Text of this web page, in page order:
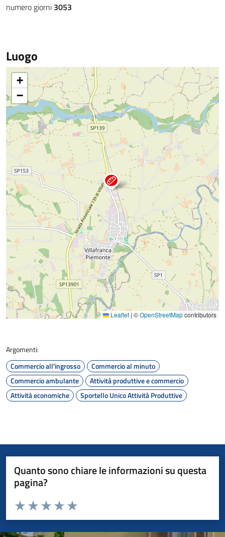
numero giorni 3053
Luogo
+
−
Leaflet | ©OpenStreetMapcontributors
Argomenti:
Commercio all'ingrosso
Commercio al minuto
Commercio ambulante
Attività produttive e commercio
Attività economiche
Sportello Unico Attività Produttive
Quanto sono chiare le informazioni su questa
pagina?
Valuta da 1 a 5 stelle la pagina
Valuta 5 stelle su 5
Valuta 4 stelle su 5
Valuta 3 stelle su 5
Valuta 2 stelle su 5
Valuta 1 stelle su 5